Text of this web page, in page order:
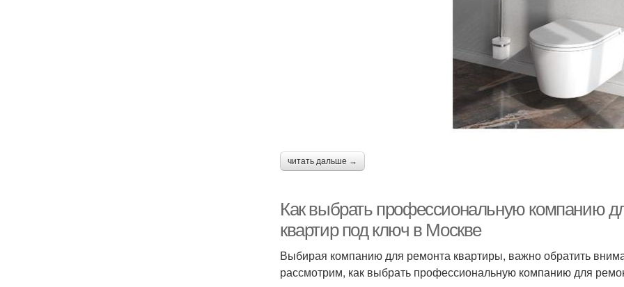
читать дальше →
Как выбрать профессиональную компанию
квартир под ключ в Москве
Выбирая компанию для ремонта квартиры, важно обратить
рассмотрим, как выбрать профессиональную компанию для